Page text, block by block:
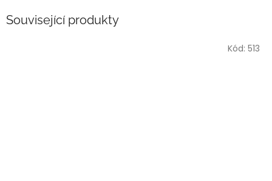
Související produkty
Kód: 513